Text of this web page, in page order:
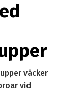
väcker
vid